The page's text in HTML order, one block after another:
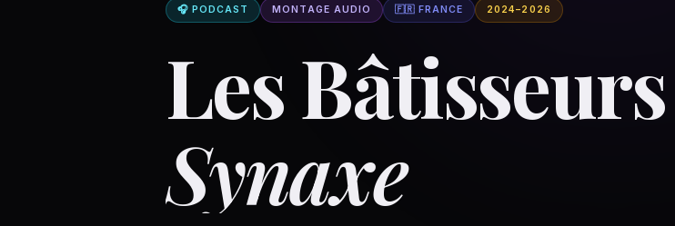
🎧 PODCAST MONTAGE AUDIO 🇫🇷 FRANCE 2024–2026
Les Bâtisseurs
Synaxe